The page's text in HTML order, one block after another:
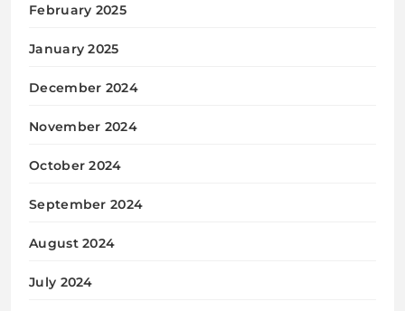
February 2025
January 2025
December 2024
November 2024
October 2024
September 2024
August 2024
July 2024